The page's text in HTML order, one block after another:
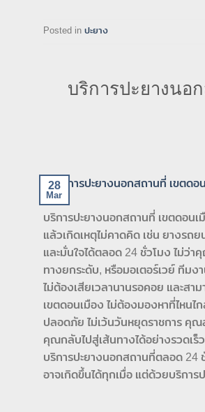
Posted in ปะยาง
บริการปะยางนอ
28
Mar
บริการปะยางนอกสถานที่ เขตดอน
แล้วเกิดเหตุไม่คาดคิด เช่น ยางรถ
และมั่นใจได้ตลอด 24 ชั่วโมง ไม่ว่
ทางยกระดับ, หรือมอเตอร์เวย์ ทีม
ไม่ต้องเสียเวลานานรอคอย และสา
เขตดอนเมือง ไม่ต้องมองหาที่ไหน
ปลอดภัย ไม่เว้นวันหยุดราชการ คุณ
คุณกลับไปสู่เส้นทางได้อย่างรวดเร็
บริการปะยางนอกสถานที่ตลอด 24
อาจเกิดขึ้นได้ทุกเมื่อ แต่ด้วยบริกา